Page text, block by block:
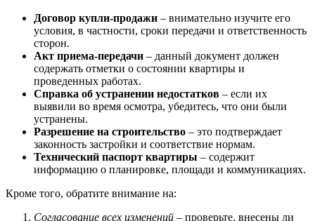
Договор купли-продажи – внимательно изучите его
условия, в частности, сроки передачи и ответственность
сторон.
Акт приема-передачи – данный документ должен
содержать отметки о состоянии квартиры и
проведенных работах.
Справка об устранении недостатков – если их
выявили во время осмотра, убедитесь, что они были
устранены.
Разрешение на строительство – это подтверждает
законность застройки и соответствие нормам.
Технический паспорт квартиры – содержит
информацию о планировке, площади и коммуникациях.
Кроме того, обратите внимание на:
Согласование всех изменений – проверьте, внесены ли